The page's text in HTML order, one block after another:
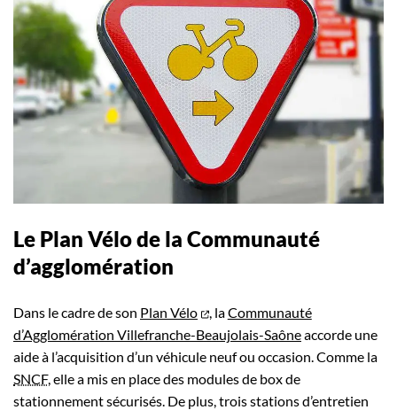
Le Plan Vélo de la Communauté
d’agglomération
Dans le cadre de son Plan Vélo , laCommunauté
d’Agglomération Villefranche-Beaujolais-Saôneaccorde une
aide à l’acquisition d’un véhicule neuf ou occasion. Comme la
SNCF, elle a mis en place des modules de box de
stationnement sécurisés. De plus, trois stations d’entretien